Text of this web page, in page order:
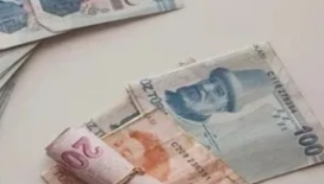
Zamlı maaşlar yatmaya başladı